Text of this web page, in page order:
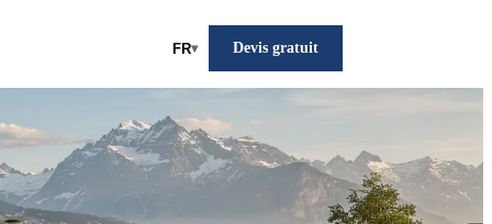
FR▾ Devis gratuit